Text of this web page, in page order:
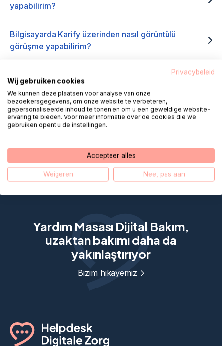
yapabilirim?
Bilgisayarda Karify üzerinden nasıl görüntülü
görüşme yapabilirim?
Cep telefonumda veya tabletimde Karify aracılığıyla
nasıl görüntülü görüşme yapabilirim?
Karify video görüşmesini kendim başlatabilir miyim?
herhangi bir görüntü/ses üretmiyor. Ne yapmalıyım?
Yardım Masası Dijital Bakım,
uzaktan bakımı daha da
yakınlaştırıyor
Bizim hikayemiz
Privacybeleid
Wij gebruiken cookies
We kunnen deze plaatsen voor analyse van onze
bezoekersgegevens, om onze website te verbeteren,
gepersonaliseerde inhoud te tonen en om u een geweldige website-
ervaring te bieden. Voor meer informatie over de cookies die we
gebruiken opent u de instellingen.
Accepteer alles
Weigeren Nee, pas aan